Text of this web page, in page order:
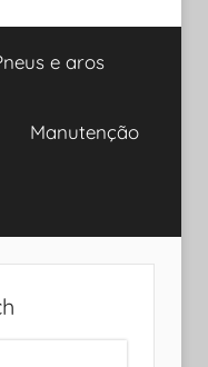
e aros
Manutenção